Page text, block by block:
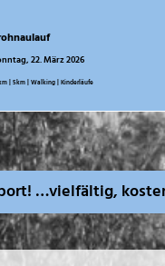
22. März 2026
| 5km | Walking | Kinderläufe
…vielfältig,